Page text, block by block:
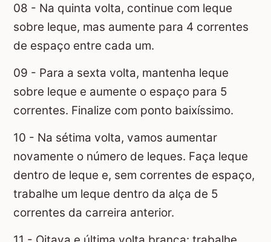
08 - Na quinta volta, continue com leque
sobre leque, mas aumente para 4 correntes
de espaço entre cada um.
09 - Para a sexta volta, mantenha leque
sobre leque e aumente o espaço para 5
correntes. Finalize com ponto baixíssimo.
10 - Na sétima volta, vamos aumentar
novamente o número de leques. Faça leque
dentro de leque e, sem correntes de espaço,
trabalhe um leque dentro da alça de 5
correntes da carreira anterior.